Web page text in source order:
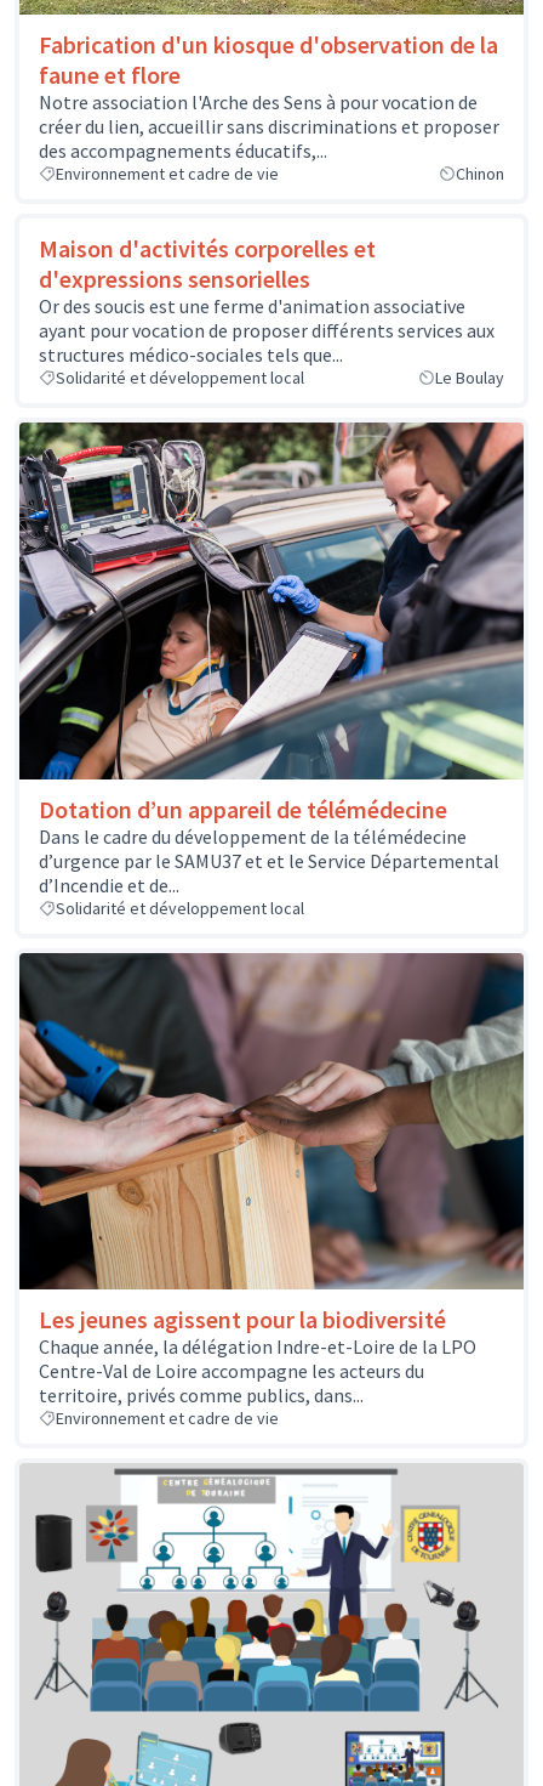
Fabrication d'un kiosque d'observation de la
faune et flore
Notre association l'Arche des Sens à pour vocation de
créer du lien, accueillir sans discriminations et proposer
des accompagnements éducatifs,...
Environnement et cadre de vie Chinon
Maison d'activités corporelles et
d'expressions sensorielles
Or des soucis est une ferme d'animation associative
ayant pour vocation de proposer différents services aux
structures médico-sociales tels que...
Solidarité et développement local Le Boulay
Dotation d’un appareil de télémédecine
Dans le cadre du développement de la télémédecine
d’urgence par le SAMU37 et et le Service Départemental
d’Incendie et de...
Solidarité et développement local
Les jeunes agissent pour la biodiversité
Chaque année, la délégation Indre-et-Loire de la LPO
Centre-Val de Loire accompagne les acteurs du
territoire, privés comme publics, dans...
Environnement et cadre de vie